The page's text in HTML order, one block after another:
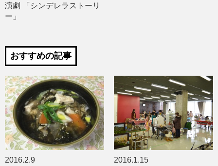
演劇 「シンデレラストーリ
ー」
おすすめの記事
2016.2.9
2016.1.15